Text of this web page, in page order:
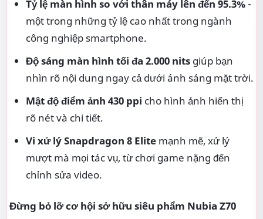
Tỷ lệ màn hình so với thân máy lên đến 95.3%-
một trong những tỷ lệ cao nhất trong ngành
công nghiệp smartphone.
Độ sáng màn hình tối đa 2.000 nits giúp bạn
nhìn rõ nội dung ngay cả dưới ánh sáng mặt trời.
Mật độ điểm ảnh 430 ppi cho hình ảnh hiển thị
rõ nét và chi tiết.
Vi xử lý Snapdragon 8 Elite mạnh mẽ, xử lý
mượt mà mọi tác vụ, từ chơi game nặng đến
chỉnh sửa video.
Đừng bỏ lỡ cơ hội sở hữu siêu phẩm Nubia Z70